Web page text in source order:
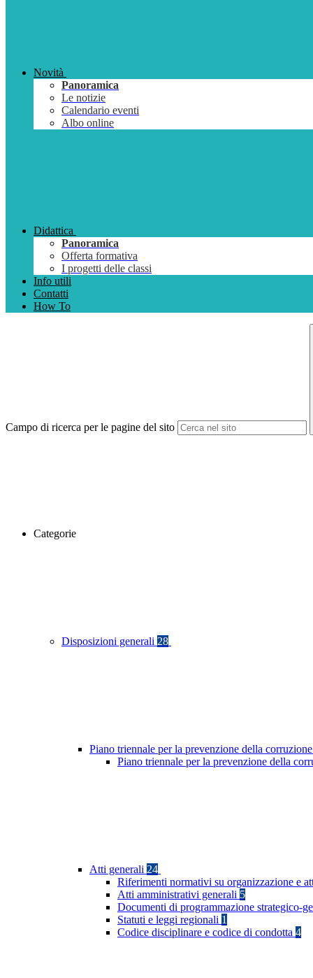
Novità
Panoramica
Le notizie
Calendario eventi
Albo online
Didattica
Panoramica
Offerta formativa
I progetti delle classi
Info utili
Contatti
How To
Campo di ricerca per le pagine del sito
Categorie
Disposizioni generali 28
Piano triennale per la prevenzione della
Piano triennale per la prevenzione della
Atti generali 24
Riferimenti normativi su organizzazione e
Atti amministrativi generali 5
Documenti di programmazione strategico-
Statuti e leggi regionali 1
Codice disciplinare e codice di condotta 4